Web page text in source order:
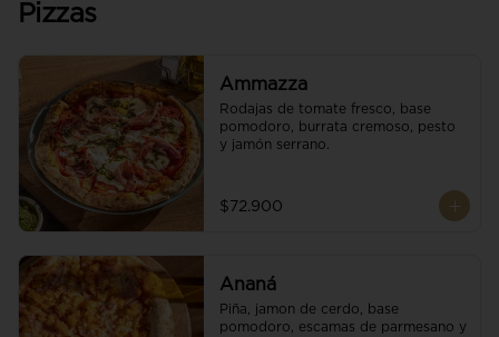
Pizzas
Ammazza
Rodajas de tomate fresco, base
pomodoro, burrata cremoso, pesto
y jamón serrano.
$72.900
Ananá
Piña, jamon de cerdo, base
pomodoro, escamas de parmesano y